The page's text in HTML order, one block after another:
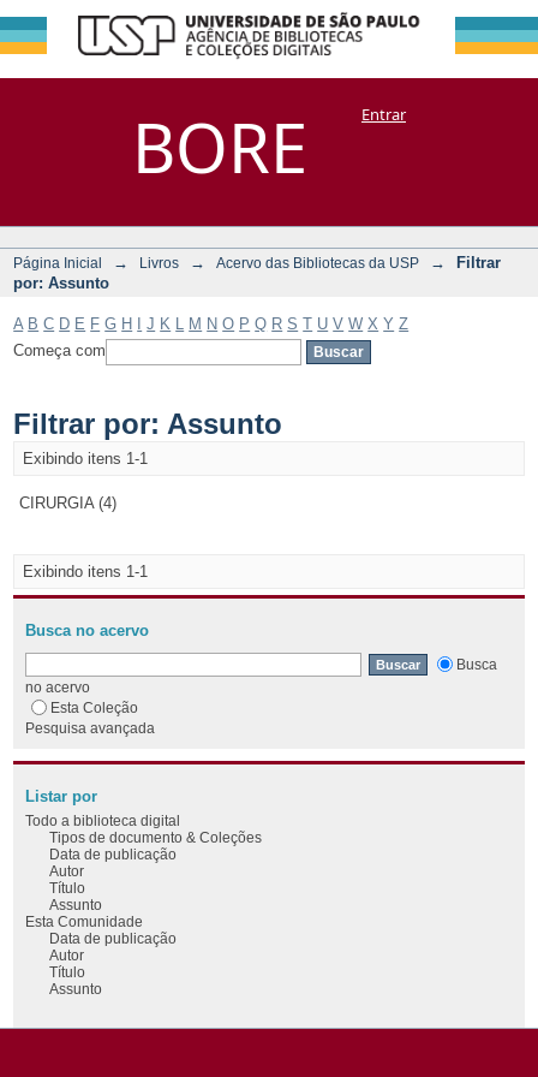
BORE
Filtrar por:
Assunto
DSpace/Manakin + CoriscoEntrar
Página Inicial → Livros → Acervo das Bibliotecas da USP →
Filtrar
por: Assunto
A B C D E F G H J K M N O P Q R S T U V W X Y Z
Começa com
Filtrar por: Assunto
Exibindo itens 1-1
CIRURGIA (4)
Exibindo itens 1-1
Busca no acervo
Busca
no acervo
Esta Coleção
Pesquisa avançada
Listar por
Todo a biblioteca digital
Tipos de documento & Coleções
Data de publicação
Autor
Título
Assunto
Esta Comunidade
Data de publicação
Autor
Título
Assunto